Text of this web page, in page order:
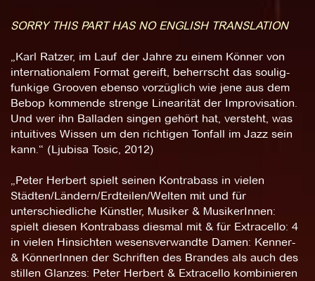
SORRY THIS PART HAS NO ENGLISH TRANSLATION
„Karl Ratzer, im Lauf der Jahre zu einem Könner von
internationalem Format gereift, beherrscht das soulig-
funkige Grooven ebenso vorzüglich wie jene aus dem
Bebop kommende strenge Linearität der Improvisation.
Und wer ihn Balladen singen gehört hat, versteht, was
intuitives Wissen um den richtigen Tonfall im Jazz sein
kann.“ (Ljubisa Tosic, 2012)
„Peter Herbert spielt seinen Kontrabass in vielen
Städten/Ländern/Erdteilen/Welten mit und für
unterschiedliche Künstler, Musiker & MusikerInnen:
spielt diesen Kontrabass diesmal mit & für Extracello: 4
in vielen Hinsichten wesensverwandte Damen: Kenner-
& KönnerInnen der Schriften des Brandes als auch des
stillen Glanzes: Peter Herbert & Extracello kombinieren